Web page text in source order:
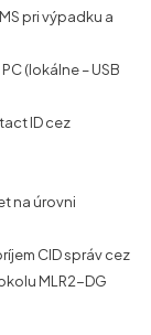
pri výpadku a
(lokálne – USB
ID cez
na úrovni
CID správ cez
MLR2-DG